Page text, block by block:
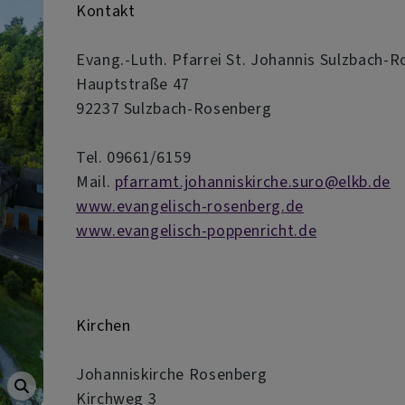
Kontakt
Evang.-Luth. Pfarrei St. Johannis Sulzbach-
Hauptstraße 47
92237 Sulzbach-Rosenberg
Tel. 09661/6159
Mail. pfarramt.johanniskirche.suro@elkb.de
www.evangelisch-rosenberg.de
www.evangelisch-poppenricht.de
Kirchen
Johanniskirche Rosenberg
Kirchweg 3